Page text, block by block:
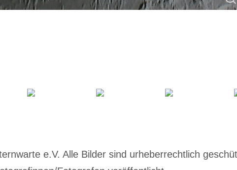
e.V. Alle Bilder sind urheberrechtlich